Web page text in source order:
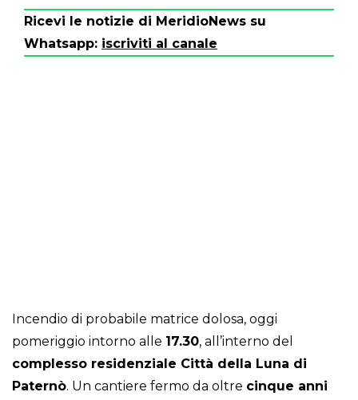
Ricevi le notizie di MeridioNews su
Whatsapp: iscriviti al canale
Incendio di probabile matrice dolosa, oggi
pomeriggio intorno alle 17.30, all’interno del
complesso residenziale Città della Luna di
Paternò. Un cantiere fermo da oltre cinque anni